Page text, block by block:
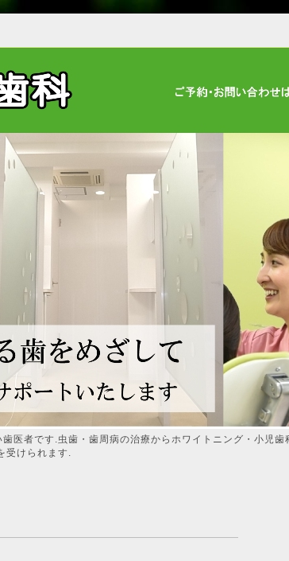
医者です.虫歯・歯周病の治療からホワイトニング・小児
受けられます.